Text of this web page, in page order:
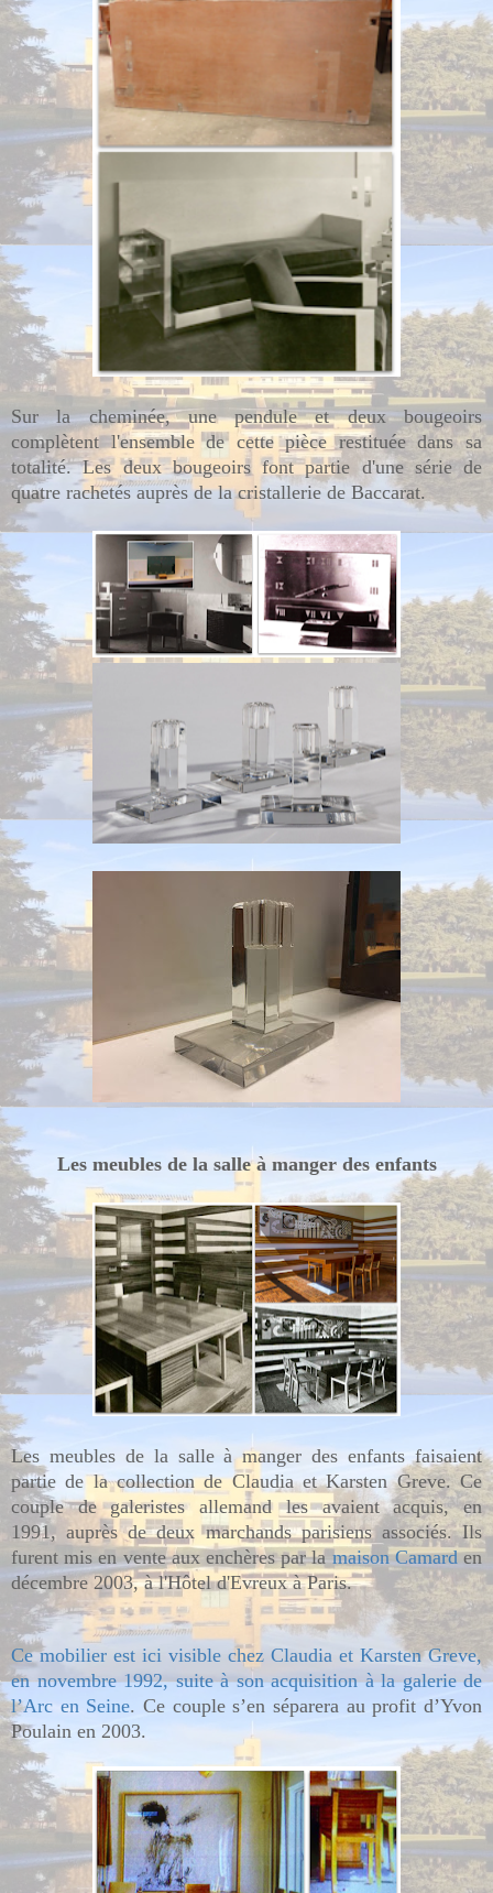
Sur la cheminée, une pendule et deux bougeoirs
complètent l'ensemble de cette pièce restituée dans sa
totalité. Les deux bougeoirs font partie d'une série de
quatre rachetés auprès de la cristallerie de Baccarat.
Les meubles de la salle à manger des enfants
Les meubles de la salle à manger des enfants faisaient
partie de la collection de Claudia et Karsten Greve. Ce
couple de galeristes allemand les avaient acquis,en
1991,auprès de deux marchands parisiens associés. Ils
furent mis en vente aux enchères par lamaison Camarden
décembre 2003, à l'Hôtel d'Evreux à Paris.
Ce mobilier est ici visible chez Claudia et Karsten Greve,
en novembre 1992, suite à son acquisition à la galerie de
l’Arc en Seine. Ce couple s’en séparera au profit d’Yvon
Poulain en 2003.